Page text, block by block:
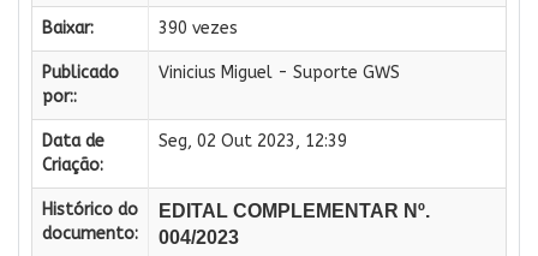
Baixar: 390 vezes
Publicado
por::
Vinicius Miguel - Suporte GWS
Data de
Criação:
Seg, 02 Out 2023, 12:39
Histórico do
documento:
EDITAL COMPLEMENTAR Nº.
004/2023